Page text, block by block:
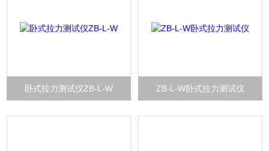
卧式拉力测试仪ZB-L-W ZB-L-W卧式拉力测试仪